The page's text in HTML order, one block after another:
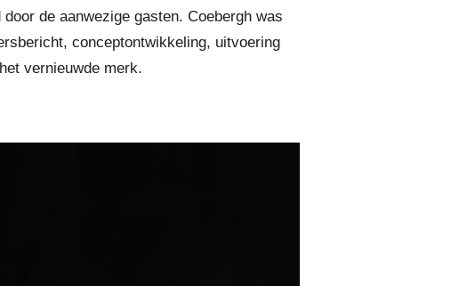
de aanwezige gasten. Coebergh was
conceptontwikkeling, uitvoering
vernieuwde merk.